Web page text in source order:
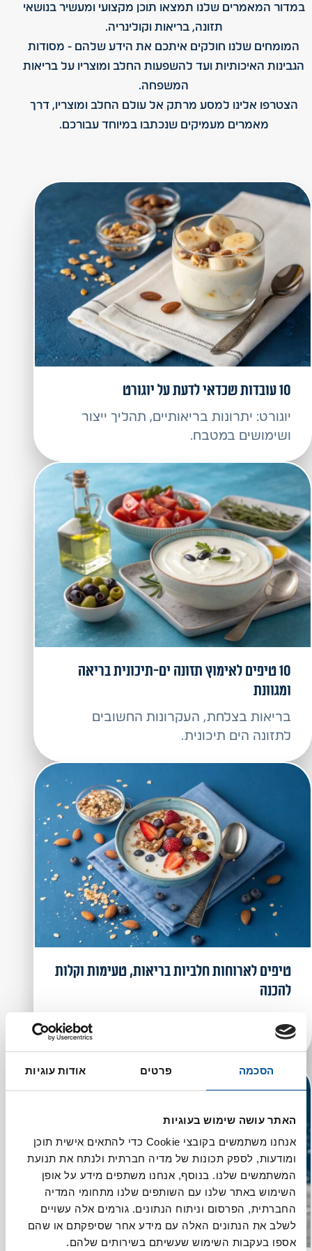
הסכמה פרטים אודות עוגיות
האתר עושה שימוש בעוגיות
אנחנו משתמשים בקובצי Cookie כדי להתאים אישית תוכן
ומודעות, לספק תכונות של מדיה חברתית ולנתח את תנועת
המשתמשים שלנו. בנוסף, אנחנו משתפים מידע על אופן
השימוש באתר שלנו עם השותפים שלנו מתחומי המדיה
החברתית, הפרסום וניתוח הנתונים. גורמים אלה עשויים
לשלב את הנתונים האלה עם מידע אחר שסיפקתם או שהם
אספו בעקבות השימוש שעשיתם בשירותים שלהם.
במדור המאמרים שלנו תמצאו תוכן מקצועי ומעשיר בנושאי
תזונה, בריאות וקולינריה.
המומחים שלנו חולקים איתכם את הידע שלהם - מסודות
הגבינות האיכותיות ועד להשפעות החלב ומוצריו על בריאות
המשפחה.
הצטרפו אלינו למסע מרתק אל עולם החלב ומוצריו, דרך
מאמרים מעמיקים שנכתבו במיוחד עבורכם.
10 עובדות שכדאי לדעת על יוגורט
יוגורט: יתרונות בריאותיים, תהליך ייצור
ושימושים במטבח.
10 טיפים לאימוץ תזונה ים-תיכונית בריאה
ומגוונת
בריאות בצלחת, העקרונות החשובים
לתזונה הים תיכונית.
טיפים לארוחות חלביות בריאות, טעימות וקלות
להכנה
ופשוטות להכנה.